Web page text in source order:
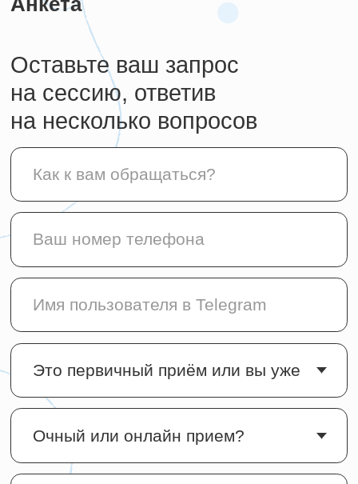
Записаться на сессию
г. Москва, Тессинский переулок 5,
строение 1, 1 этаж
Специалисты